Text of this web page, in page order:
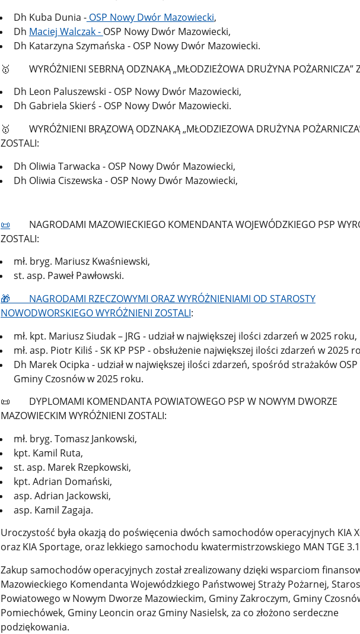
Dh Kuba Dunia -OSP Nowy Dwór Mazowiecki,
Dh Maciej Walczak - OSP Nowy Dwór Mazowiecki,
Dh Katarzyna Szymańska - OSP Nowy Dwór Mazowiecki.
🥇 WYRÓŻNIENI SEBRNĄ ODZNAKĄ „MŁODZIEŻOWA DRUŻYNA POŻARNICZA”
Dh Leon Paluszewski - OSP Nowy Dwór Mazowiecki,
Dh Gabriela Skierś - OSP Nowy Dwór Mazowiecki.
🥇 WYRÓŻNIENI BRĄZOWĄ ODZNAKĄ „MŁODZIEZOWA DRUŻYNA
ZOSTALI:
Dh Oliwia Tarwacka - OSP Nowy Dwór Mazowiecki,
Dh Oliwia Ciszewska - OSP Nowy Dwór Mazowiecki,
📜 NAGRODAMI MAZOWIECKIEGO KOMENDANTA WOJEWÓDZKIEGO PSP
ZOSTALI:
mł. bryg. Mariusz Kwaśniewski,
st. asp. Paweł Pawłowski.
🎁 NAGRODAMI RZECZOWYMI ORAZ WYRÓŻNIENIAMI OD STAROSTY
NOWODWORSKIEGO WYRÓŻNIENI ZOSTALI:
mł. kpt. Mariusz Siudak – JRG - udział w największej ilości zdarzeń w 2025 roku,
mł. asp. Piotr Kiliś - SK KP PSP - obsłużenie największej ilości zdarzeń w 2025
Dh Marek Ocipka - udział w największej ilości zdarzeń, spośród strażaków
Gminy Czosnów w 2025 roku.
📜 DYPLOMAMI KOMENDANTA POWIATOWEGO PSP W NOWYM DWORZE
MAZOWIECKIM WYRÓŻNIENI ZOSTALI:
mł. bryg. Tomasz Jankowski,
kpt. Kamil Ruta,
st. asp. Marek Rzepkowski,
kpt. Adrian Domański,
asp. Adrian Jackowski,
asp. Kamil Zagaja.
Uroczystość była okazją do poświęcenia dwóch samochodów operacyjnych KIA
oraz KIA Sportage, oraz lekkiego samochodu kwatermistrzowskiego MAN TGE
Zakup samochodów operacyjnych został zrealizowany dzięki wsparciom
Mazowieckiego Komendanta Wojewódzkiego Państwowej Straży Pożarnej,
Powiatowego w Nowym Dworze Mazowieckim, Gminy Zakroczym, Gminy
Pomiechówek, Gminy Leoncin oraz Gminy Nasielsk, za co złożono serdeczne
podziękowania.